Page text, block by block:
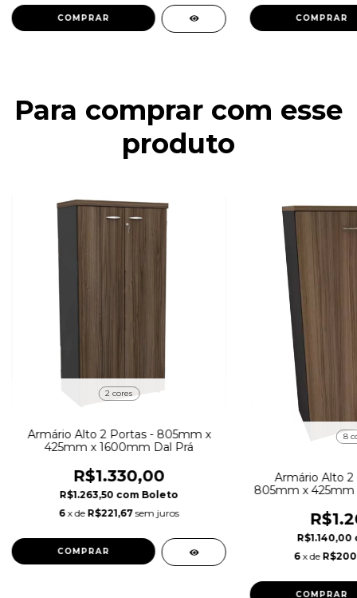
COMPRAR COMPRAR
Para comprar com esse
produto
2 cores
Armário Alto 2 Portas - 805mm x
425mm x 1600mm Dal Prá
R$1.330,00
R$1.263,50 com Boleto
6 x de R$221,67 sem juros
COMPRAR
8
Armário Alto
805mm x 425mm
R$1.140,00
6 x de
COMPRAR